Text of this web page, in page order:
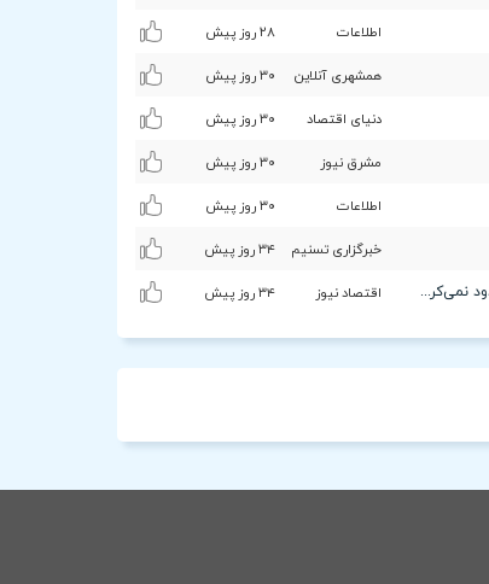
اطلاعات ۲۸ روز پیش
همشهری آنلاین ٣۰ روز پیش
دنیای اقتصاد ٣۰ روز پیش
مشرق نیوز ٣۰ روز پیش
اطلاعات ٣۰ روز پیش
خبرگزاری تسنیم ٣۴ روز پیش
نگاه رهبر شهید انقلاب به اختلافات سیاسی در مجلس به روایت عضو کمیسیون امنیت ملی/ رهبر شهید دایره تصمیم‌گیری و مشارکت مقامات ارشد کشور را محدود نمی‌کردند اقتصاد نیوز ٣۴ روز پیش